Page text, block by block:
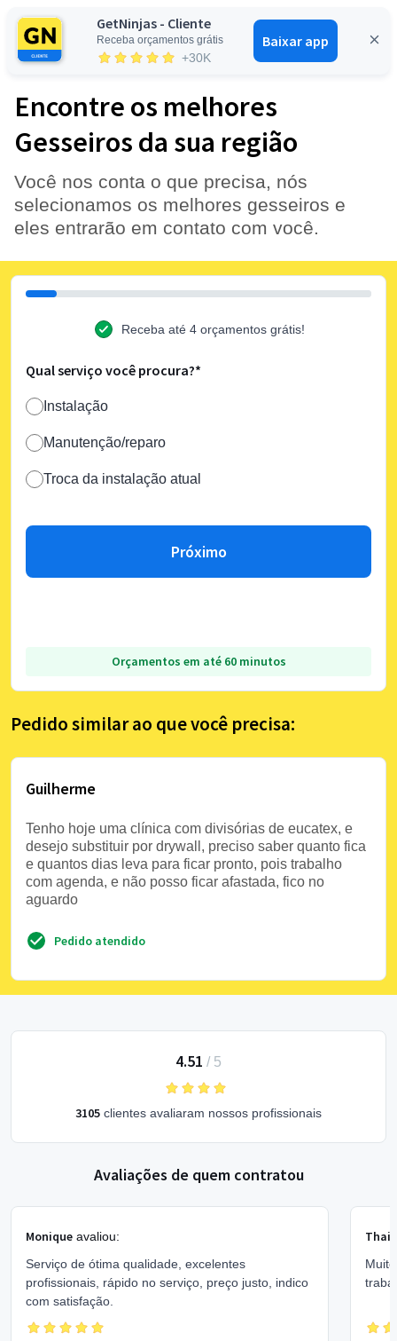
GetNinjas - Cliente
Receba orçamentos grátis
+30K
Baixar app
Entrar
Encontre os melhores
Gesseiros da sua região
Você nos conta o que precisa, nós
selecionamos os melhores gesseiros e
eles entrarão em contato com você.
Receba até 4 orçamentos grátis!
Qual serviço você procura?*
Instalação
Manutenção/reparo
Troca da instalação atual
Próximo
Orçamentos em até 60 minutos
Pedido similar ao que você precisa:
Guilherme
Tenho hoje uma clínica com divisórias de eucatex, e
desejo substituir por drywall, preciso saber quanto fica
e quantos dias leva para ficar pronto, pois trabalho
com agenda, e não posso ficar afastada, fico no
aguardo
Pedido atendido
4.51 / 5
3105 clientes avaliaram nossos profissionais
Avaliações de quem contratou
Monique avaliou:
Serviço de ótima qualidade, excelentes
profissionais, rápido no serviço, preço justo, indico
com satisfação.